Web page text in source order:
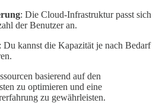
: Die Cloud-Infrastruktur passt sich
der Benutzer an.
: Du kannst die Kapazität je nach Bedarf
basierend auf den
zu optimieren und eine
zu gewährleisten.